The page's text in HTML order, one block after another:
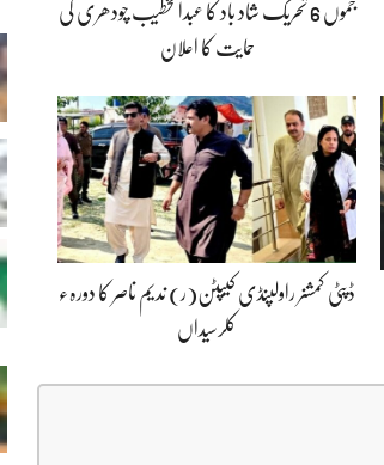
جموں 6 تحریک شاد باد کا عبدالخطیب چودھری کی
حمایت کا اعلان
ڈپٹی کمشنر راولپنڈی کیپٹن(ر) ندیم ناصر کا دورہء
کلرسیداں